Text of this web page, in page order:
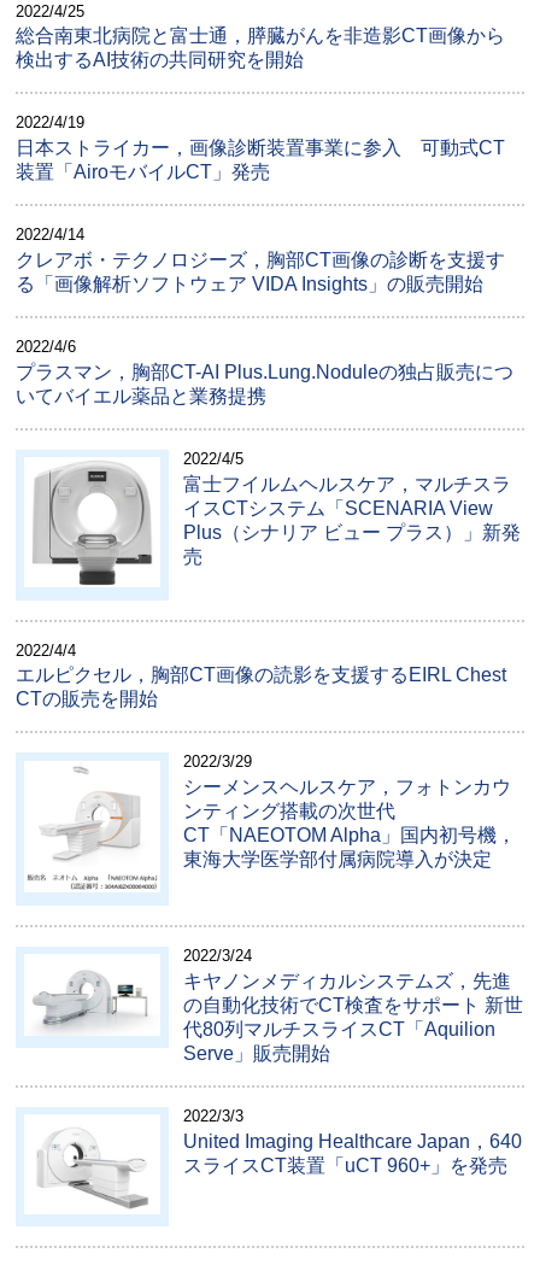
2022/4/25
総合南東北病院と富士通，膵臓がんを非造影CT画像から
検出するAI技術の共同研究を開始
2022/4/19
日本ストライカー，画像診断装置事業に参入 可動式CT
装置「AiroモバイルCT」発売
2022/4/14
クレアボ・テクノロジーズ，胸部CT画像の診断を支援す
る「画像解析ソフトウェア VIDA Insights」の販売開始
2022/4/6
プラスマン，胸部CT-AI Plus.Lung.Noduleの独占販売につ
いてバイエル薬品と業務提携
2022/4/5
富士フイルムヘルスケア，マルチスラ
イスCTシステム「SCENARIA View
Plus（シナリア ビュー プラス）」新発
売
2022/4/4
エルピクセル，胸部CT画像の読影を支援するEIRL Chest
CTの販売を開始
2022/3/29
シーメンスヘルスケア，フォトンカウ
ンティング搭載の次世代
CT「NAEOTOM Alpha」国内初号機，
東海大学医学部付属病院導入が決定
2022/3/24
キヤノンメディカルシステムズ，先進
の自動化技術でCT検査をサポート 新世
代80列マルチスライスCT「Aquilion
Serve」販売開始
2022/3/3
United Imaging Healthcare Japan，640
スライスCT装置「uCT 960+」を発売